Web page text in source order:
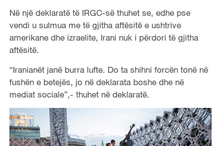
Në një deklaratë të IRGC-së thuhet se, edhe pse
vendi u sulmua me të gjitha aftësitë e ushtrive
amerikane dhe izraelite, Irani nuk i përdori të gjitha
aftësitë.
“Iranianët janë burra lufte. Do ta shihni forcën tonë në
fushën e betejës, jo në deklarata boshe dhe në
mediat sociale”,- thuhet në deklaratë.